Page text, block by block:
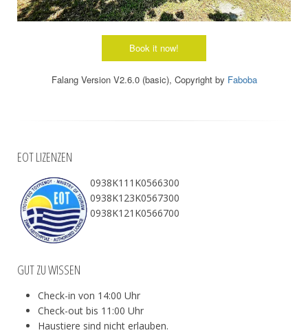
Falang Version V2.6.0 (basic), Copyright by Faboba
EOT LIZENZEN
0938Κ111Κ0566300
0938Κ123Κ0567300
0938Κ121Κ0566700
GUT ZU WISSEN
Check-in von 14:00 Uhr
Check-out bis 11:00 Uhr
Haustiere sind nicht erlauben.